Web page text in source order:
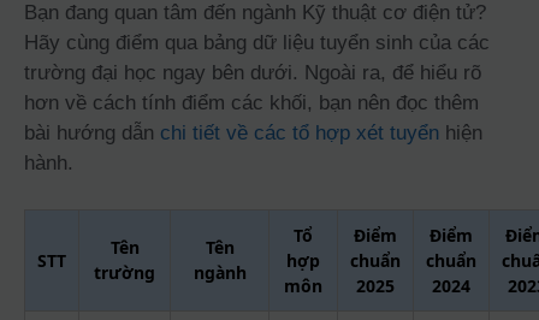
Bạn đang quan tâm đến ngành Kỹ thuật cơ điện tử?
Hãy cùng điểm qua bảng dữ liệu tuyển sinh của các
trường đại học ngay bên dưới. Ngoài ra, để hiểu rõ
hơn về cách tính điểm các khối, bạn nên đọc thêm
bài hướng dẫn chi tiết về các tổ hợp xét tuyển hiện
hành.
STT
Tên
trường
Tên
ngành
Tổ
hợp
môn
Điểm
chuẩn
2025
Điểm
chuẩn
2024